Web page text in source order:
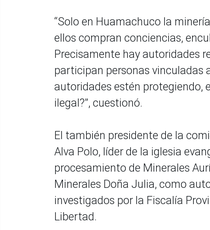
“Solo en Huamachuco la
ellos compran conciencias,
Precisamente hay autoridades
participan personas vinculadas
autoridades estén protegiendo,
ilegal?”, cuestionó.
El también presidente de la
Alva Polo, líder de la iglesia
procesamiento de Minerales
Minerales Doña Julia, como
investigados por la Fiscalía
Libertad.